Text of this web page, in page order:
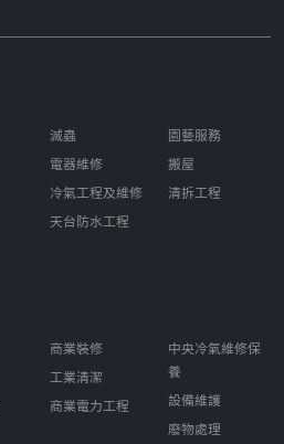
滅蟲
電器維修
冷氣工程及維修
天台防水工程
園藝服務
搬屋
清拆工程
商業裝修
工業清潔
商業電力工程
中央冷氣維修保
養
設備維護
廢物處理